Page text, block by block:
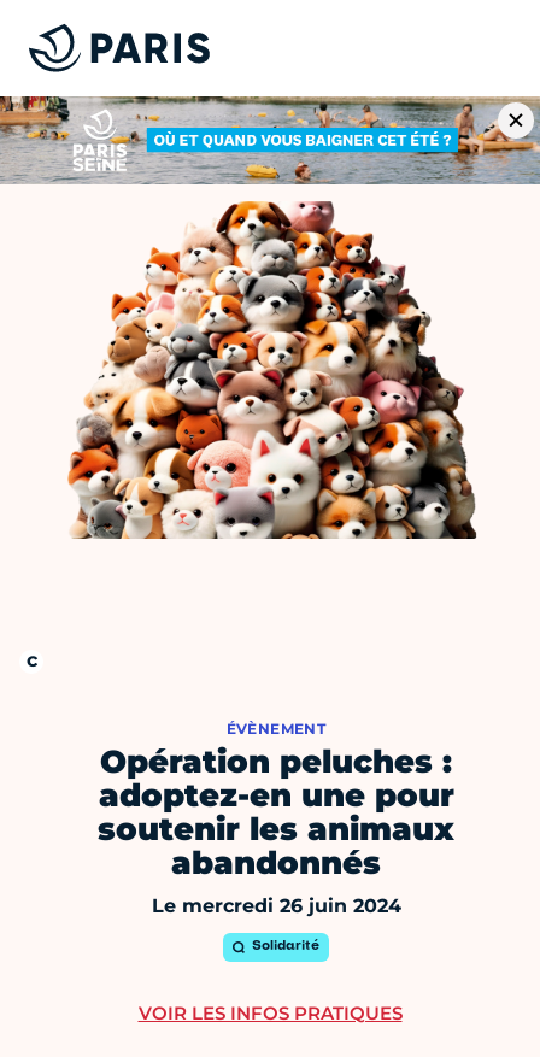
ÉVÈNEMENT
Opération peluches :
adoptez-en une pour
soutenir les animaux
abandonnés
Le mercredi 26 juin 2024
Solidarité
VOIR LES INFOS PRATIQUES